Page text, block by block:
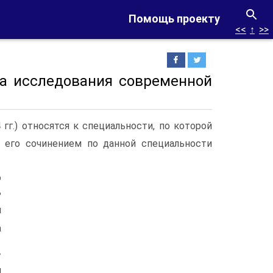
Помощь проекту
<< ↑ >>
исследования современной
относятся к специальности, по которой
сочинением по данной специальности